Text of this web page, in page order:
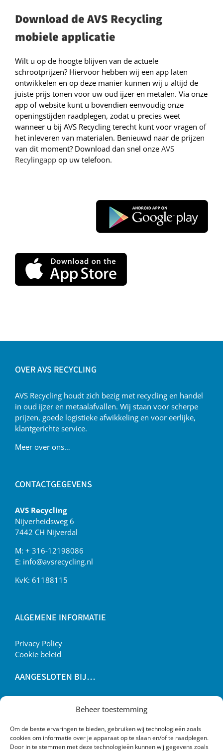
Beheer toestemming
Om de beste ervaringen te bieden, gebruiken wij technologieën zoals
cookies om informatie over je apparaat op te slaan en/of te raadplegen.
Door in te stemmen met deze technologieën kunnen wij gegevens zoals
Download de AVS Recycling
mobiele applicatie
Wilt u op de hoogte blijven van de actuele
schrootprijzen? Hiervoor hebben wij een app laten
ontwikkelen en op deze manier kunnen wij u altijd de
juiste prijs tonen voor uw oud ijzer en metalen. Via onze
app of website kunt u bovendien eenvoudig onze
openingstijden raadplegen, zodat u precies weet
wanneer u bij AVS Recycling terecht kunt voor vragen of
het inleveren van materialen. Benieuwd naar de prijzen
van dit moment? Download dan snel onze AVS
Recylingapp op uw telefoon.
OVER AVS RECYCLING
AVS Recycling houdt zich bezig met recycling en handel
in oud ijzer en metaalafvallen. Wij staan voor scherpe
prijzen, goede logistieke afwikkeling en voor eerlijke,
klantgerichte service.
Meer over ons…
CONTACTGEGEVENS
AVS Recycling
Nijverheidsweg 6
7442 CH Nijverdal
M: + 316-12198086
E: info@avsrecycling.nl
KvK: 61188115
ALGEMENE INFORMATIE
Privacy Policy
Cookie beleid
AANGESLOTEN BIJ…